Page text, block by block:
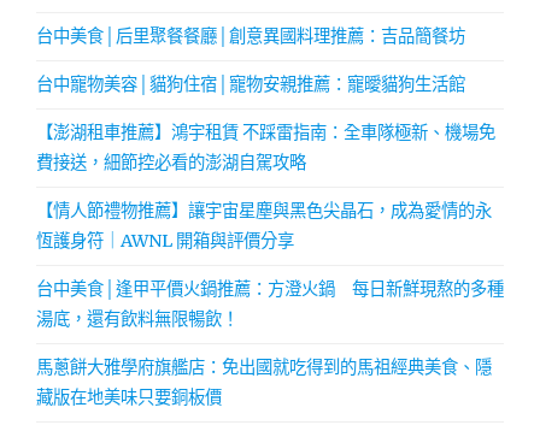
台中美食│后里聚餐餐廳│創意異國料理推薦：吉品簡餐坊
台中寵物美容│貓狗住宿│寵物安親推薦：寵曖貓狗生活館
【澎湖租車推薦】鴻宇租賃 不踩雷指南：全車隊極新、機場免
費接送，細節控必看的澎湖自駕攻略
【情人節禮物推薦】讓宇宙星塵與黑色尖晶石，成為愛情的永
恆護身符｜AWNL 開箱與評價分享
台中美食│逢甲平價火鍋推薦：方澄火鍋 每日新鮮現熬的多種
湯底，還有飲料無限暢飲！
馬蔥餅大雅學府旗艦店：免出國就吃得到的馬祖經典美食、隱
藏版在地美味只要銅板價